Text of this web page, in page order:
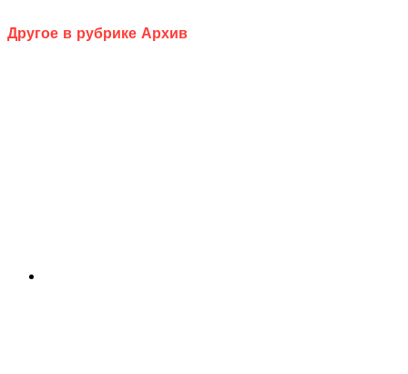
Другое в рубрике Архив